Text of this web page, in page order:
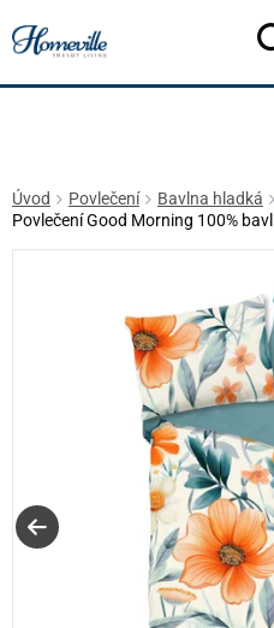
Úvod Povlečení
Bavlna hladká
Povlečení Good Morning 100%